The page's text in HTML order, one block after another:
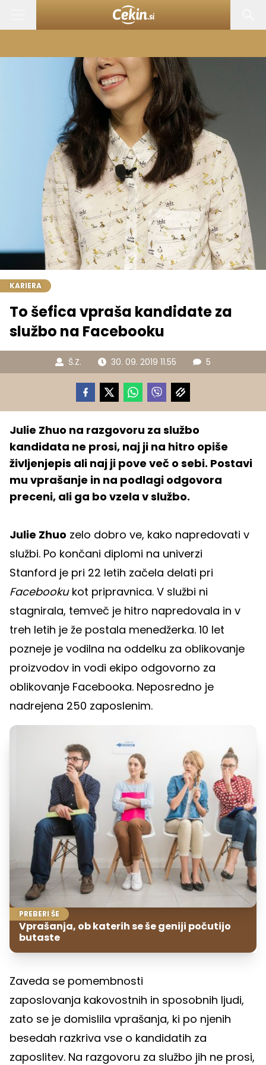
KARIERA
To šefica vpraša kandidate za
službo na Facebooku
Š.Z. 30. 09. 2019 11.55 5
Julie Zhuo na razgovoru za službo
kandidata ne prosi, naj ji na hitro opiše
življenjepis ali naj ji pove več o sebi. Postavi
mu vprašanje in na podlagi odgovora
preceni, ali ga bo vzela v službo.
Julie Zhuo zelo dobro ve, kako napredovati v
službi. Po končani diplomi na univerzi
Stanford je pri 22 letih začela delati pri
Facebookukot pripravnica. V službi ni
stagnirala, temveč je hitro napredovala in v
treh letih je že postala menedžerka. 10 let
pozneje je vodilna na oddelku za oblikovanje
proizvodov in vodi ekipo odgovorno za
oblikovanje Facebooka. Neposredno je
nadrejena 250 zaposlenim.
PREBERI ŠE
Vprašanja, ob katerih se še geniji počutijo
butaste
Zaveda se pomembnosti
zaposlovanja kakovostnih in sposobnih ljudi,
zato se je domislila vprašanja, ki po njenih
besedah razkriva vse o kandidatih za
zaposlitev. Na razgovoru za službo jih ne prosi,